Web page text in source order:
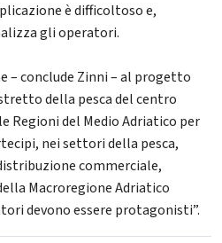
è difficoltoso e,
gli operatori.
– conclude Zinni – al progetto
della pesca del centro
Regioni del Medio Adriatico per
nei settori della pesca,
commerciale,
Macroregione Adriatico
devono essere protagonisti”.